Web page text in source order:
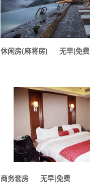
休闲房(麻将房) 无早|免费
商务套房 无早|免费